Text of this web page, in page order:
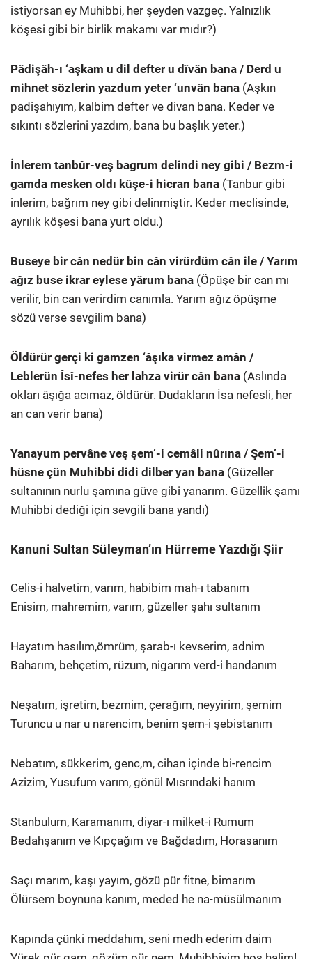
istiyorsan ey Muhibbi, her şeyden vazgeç. Yalnızlık
köşesi gibi bir birlik makamı var mıdır?)
Pâdişâh-ı ‘aşkam u dil defter u dîvân bana / Derd u
mihnet sözlerin yazdum yeter ‘unvân bana (Aşkın
padişahıyım, kalbim defter ve divan bana. Keder ve
sıkıntı sözlerini yazdım, bana bu başlık yeter.)
İnlerem tanbûr-veş bagrum delindi ney gibi / Bezm-i
gamda mesken oldı kûşe-i hicran bana (Tanbur gibi
inlerim, bağrım ney gibi delinmiştir. Keder meclisinde,
ayrılık köşesi bana yurt oldu.)
Buseye bir cân nedür bin cân virürdüm cân ile / Yarım
ağız buse ikrar eylese yârum bana (Öpüşe bir can mı
verilir, bin can verirdim canımla. Yarım ağız öpüşme
sözü verse sevgilim bana)
Öldürür gerçi ki gamzen ‘âşıka virmez amân /
Leblerün Îsî-nefes her lahza virür cân bana (Aslında
okları âşığa acımaz, öldürür. Dudakların İsa nefesli, her
an can verir bana)
Yanayum pervâne veş şem’-i cemâli nûrına / Şem’-i
hüsne çün Muhibbi didi dilber yan bana (Güzeller
sultanının nurlu şamına güve gibi yanarım. Güzellik şamı
Muhibbi dediği için sevgili bana yandı)
Kanuni Sultan Süleyman’ın Hürreme Yazdığı Şiir
Celis-i halvetim, varım, habibim mah-ı tabanım
Enisim, mahremim, varım, güzeller şahı sultanım
Hayatım hasılım,ömrüm, şarab-ı kevserim, adnim
Baharım, behçetim, rüzum, nigarım verd-i handanım
Neşatım, işretim, bezmim, çerağım, neyyirim, şemim
Turuncu u nar u narencim, benim şem-i şebistanım
Nebatım, sükkerim, genc,m, cihan içinde bi-rencim
Azizim, Yusufum varım, gönül Mısrındaki hanım
Stanbulum, Karamanım, diyar-ı milket-i Rumum
Bedahşanım ve Kıpçağım ve Bağdadım, Horasanım
Saçı marım, kaşı yayım, gözü pür fitne, bimarım
Ölürsem boynuna kanım, meded he na-müsülmanım
Kapında çünki meddahım, seni medh ederim daim